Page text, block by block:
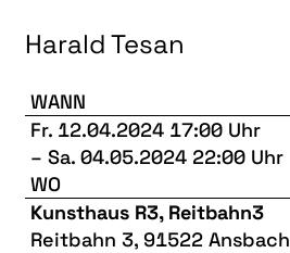
Harald Tesan
WANN
Fr. 12.04.2024 17:00 Uhr
– Sa. 04.05.2024 22:00 Uhr
WO
Kunsthaus R3, Reitbahn3
Reitbahn 3, 91522 Ansbach